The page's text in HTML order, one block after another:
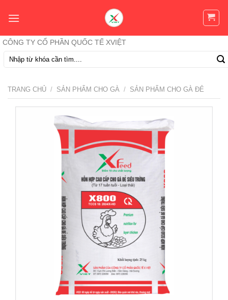
CÔNG TY CỔ PHẦN QUỐC TẾ XVIỆT
Tìm
kiếm:
TRANG CHỦ / SẢN PHẨM CHO GÀ / SẢN PHẨM CHO GÀ ĐẺ